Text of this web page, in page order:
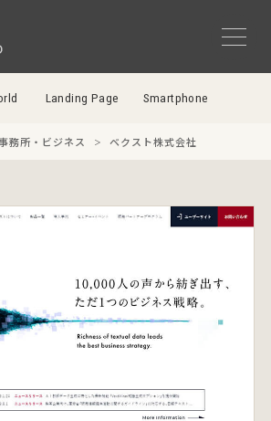
Landing Page Smartphone
務所・ビジネス ベクスト株式会社